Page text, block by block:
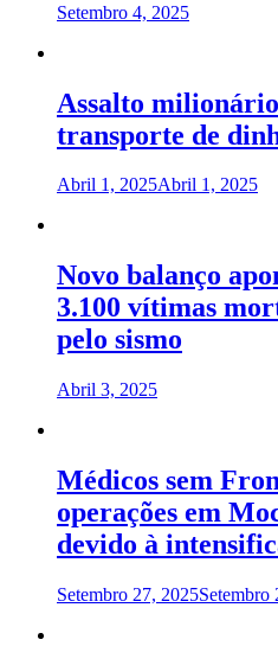
Setembro 4, 2025
Assalto
transporte de
Abril 1, 2025Abril 1, 2025
Novo balanço
3.100 vítimas
pelo sismo
Abril 3, 2025
Médicos sem
operações em
devido à
Setembro 27, 2025Setembro